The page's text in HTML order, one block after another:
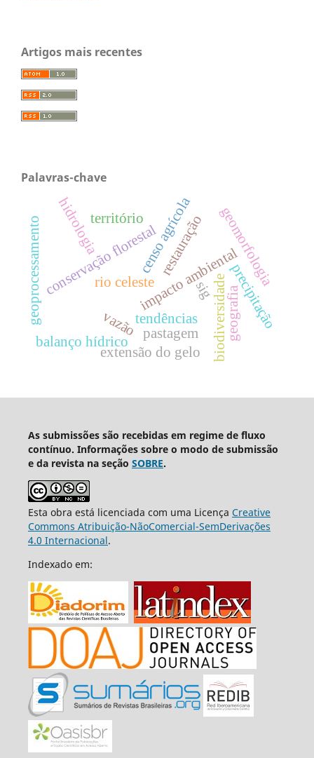
Artigos mais recentes
Palavras-chave
conservação florestalimpacto ambiental
censo agrícola
biodiversidade
rio celeste
tendências precipitação
vazão
balanço hídrico
geomorfologia
geoprocessamento hidrologia
extensão do gelo
território restauração
pastagem geografia
sig
As submissões são recebidas em regime de fluxo
contínuo. Informações sobre o modo de submissão
e da revista na seção SOBRE.
Esta obra está licenciada com uma Licença Creative
Commons Atribuição-NãoComercial-SemDerivações
4.0 Internacional.
Indexado em: